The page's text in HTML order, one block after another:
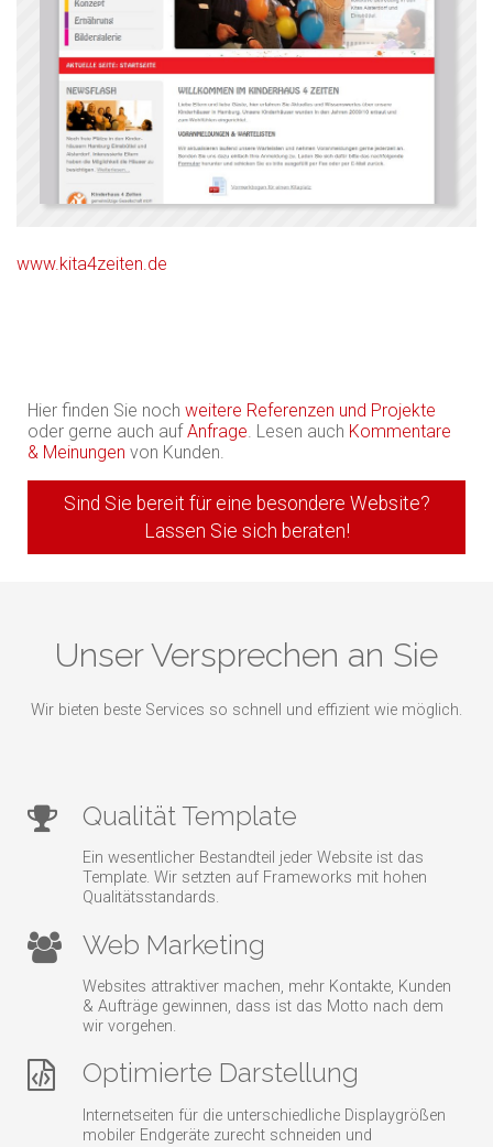
www.kita4zeiten.de
Hier finden Sie noch weitere Referenzen und Projekte
oder gerne auch aufAnfrage . Lesen auch Kommentare
& Meinungen von Kunden.
Sind Sie bereit für eine besondere Website?
Lassen Sie sich beraten!
Unser Versprechen an Sie
Wir bieten beste Services so schnell und effizient wie möglich.
Qualität Template
Ein wesentlicher Bestandteil jeder Website ist das
Template. Wir setzten auf Frameworks mit hohen
Qualitätsstandards.
Web Marketing
Websites attraktiver machen, mehr Kontakte, Kunden
& Aufträge gewinnen, dass ist das Motto nach dem
wir vorgehen.
Optimierte Darstellung
Internetseiten für die unterschiedliche Displaygrößen
mobiler Endgeräte zurecht schneiden und